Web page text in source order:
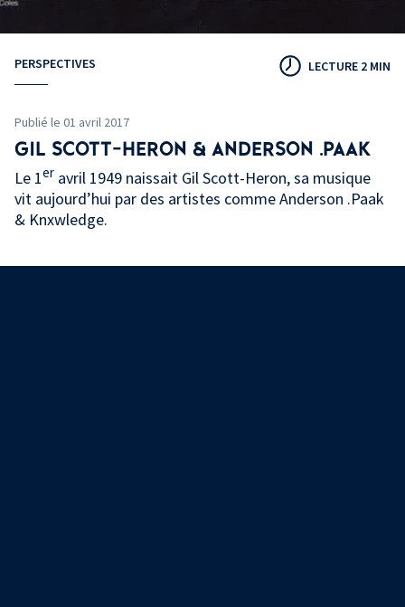
PERSPECTIVES LECTURE 2 MIN
Publié le 01 avril 2017
GIL SCOTT-HERON & ANDERSON .PAAK
Le 1er avril 1949 naissait Gil Scott-Heron, sa musique
vit aujourd’hui par des artistes comme Anderson .Paak
& Knxwledge.